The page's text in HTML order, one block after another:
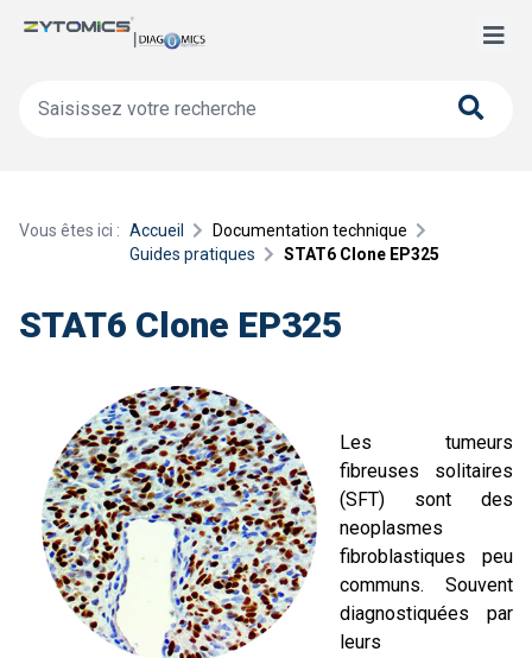
Vous êtes ici : Accueil
Documentation technique
Guides pratiques
STAT6 Clone EP325
STAT6 Clone EP325
Les tumeurs
fibreuses solitaires
(SFT) sont des
neoplasmes
fibroblastiques peu
communs. Souvent
diagnostiquées par
leurs